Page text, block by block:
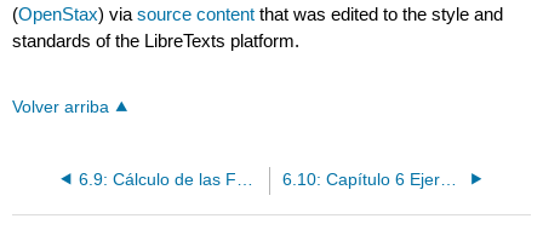
(OpenStax) viasource content that was edited to the style and
standards of the LibreTexts platform.
Volver arriba
6.10: Capítulo 6 Ejercicios de revisión